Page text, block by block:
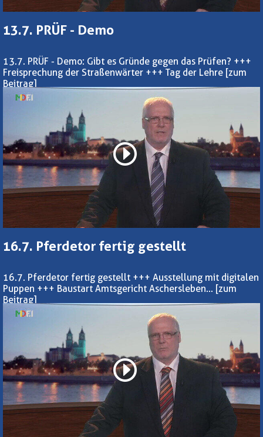
13.7. PRÜF - Demo
13.7. PRÜF - Demo: Gibt es Gründe gegen das Prüfen? +++
Freisprechung der Straßenwärter +++ Tag der Lehre [zum
Beitrag]
16.7. Pferdetor fertig gestellt
16.7. Pferdetor fertig gestellt +++ Ausstellung mit digitalen
Puppen +++ Baustart Amtsgericht Aschersleben... [zum
Beitrag]